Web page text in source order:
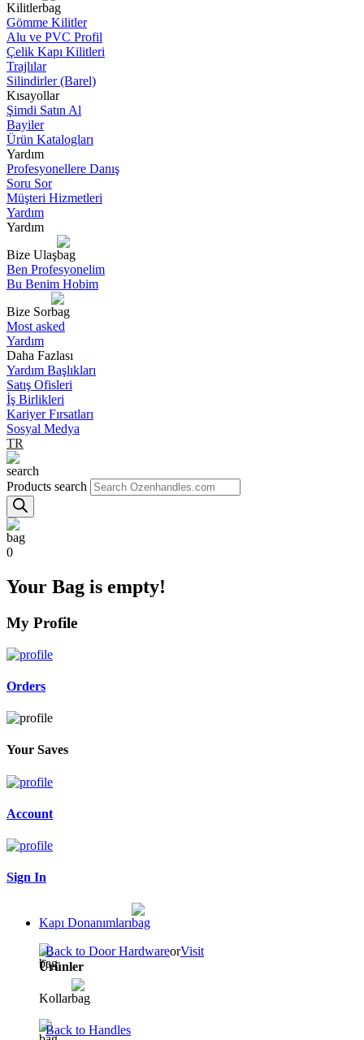
Kilitler
Gömme Kilitler
Alu ve PVC Profil
Çelik Kapı Kilitleri
Trajlılar
Silindirler (Barel)
Kısayollar
Şimdi Satın Al
Bayiler
Ürün Katalogları
Yardım
Profesyonellere Danış
Soru Sor
Müşteri Hizmetleri
Yardım
Yardım
Bize Ulaş
Ben Profesyonelim
Bu Benim Hobim
Bize Sor
Most asked
Yardım
Daha Fazlası
Yardım Başlıkları
Satış Ofisleri
İş Birlikleri
Kariyer Fırsatları
Sosyal Medya
TR
Products search
0
Your Bag is empty!
My Profile
Orders
Your Saves
Account
Sign In
Kapı Donanımları
Back to Door HardwareorVisit
Ürünler
Kollar
Back to Handles